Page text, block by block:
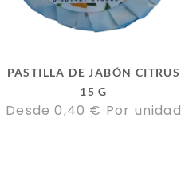
PASTILLA DE JABÓN CITRUS
15 G
Desde 0,40 € Por unidad